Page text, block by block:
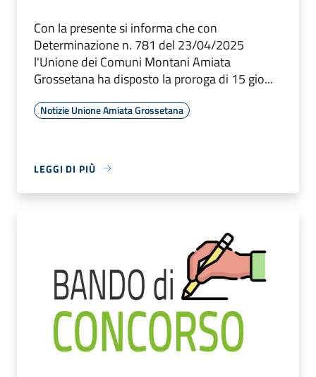
Con la presente si informa che con
Determinazione n. 781 del 23/04/2025
l'Unione dei Comuni Montani Amiata
Grossetana ha disposto la proroga di 15 gio...
Notizie Unione Amiata Grossetana
LEGGI DI PIÙ